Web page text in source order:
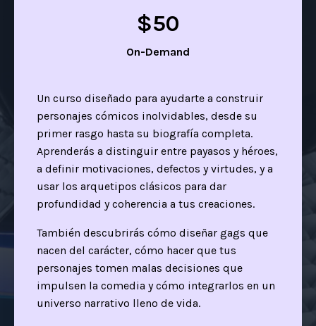
$50
On-Demand
Un curso diseñado para ayudarte a construir
personajes cómicos inolvidables, desde su
primer rasgo hasta su biografía completa.
Aprenderás a distinguir entre payasos y héroes,
a definir motivaciones, defectos y virtudes, y a
usar los arquetipos clásicos para dar
profundidad y coherencia a tus creaciones.
También descubrirás cómo diseñar gags que
nacen del carácter, cómo hacer que tus
personajes tomen malas decisiones que
impulsen la comedia y cómo integrarlos en un
universo narrativo lleno de vida.